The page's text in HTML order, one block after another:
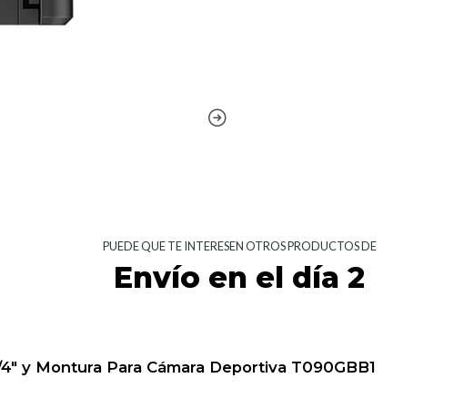
PUEDE QUE TE INTERESEN OTROS PRODUCTOS DE
Envío en el día 2
y Montura Para Cámara Deportiva T090GBB1